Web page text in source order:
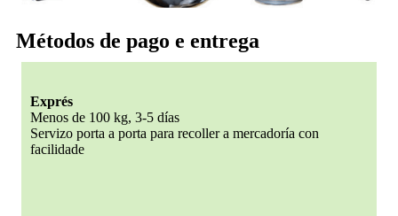
Métodos de pago e entrega
Exprés
Menos de 100 kg, 3-5 días
Servizo porta a porta para recoller a mercadoría con
facilidade